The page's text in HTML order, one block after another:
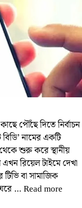
পৌঁছে দিতে নির্বাচন
নামের একটি
শুরু করে স্থানীয়
রিয়েল টাইমে দেখা
বা সামাজিক
…Read more